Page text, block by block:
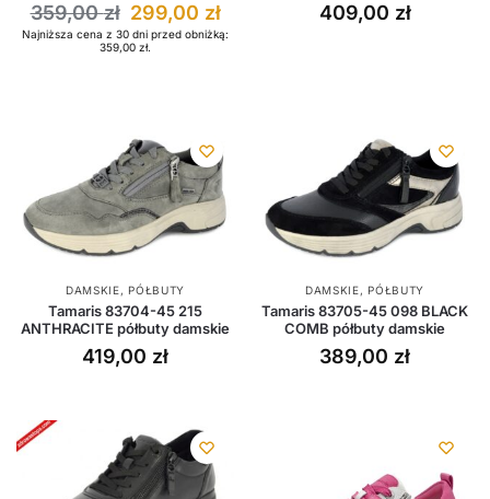
359,00zł 299,00 zł
Najniższa cena z 30 dni przed obniżką:
359,00 zł.
409,00 zł
DAMSKIE,PÓŁBUTY
Tamaris 83704-45 215
ANTHRACITE półbuty damskie
419,00 zł
DAMSKIE,PÓŁBUTY
Tamaris 83705-45 098 BLACK
COMB półbuty damskie
389,00 zł